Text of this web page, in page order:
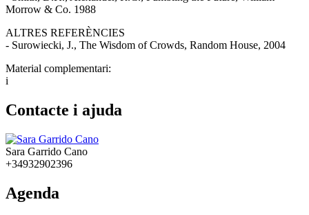
Morrow & Co. 1988
ALTRES REFERÈNCIES
- Surowiecki, J., The Wisdom of Crowds, Random House, 2004
Material complementari:
i
Contacte i ajuda
Sara Garrido Cano
+34932902396
Agenda